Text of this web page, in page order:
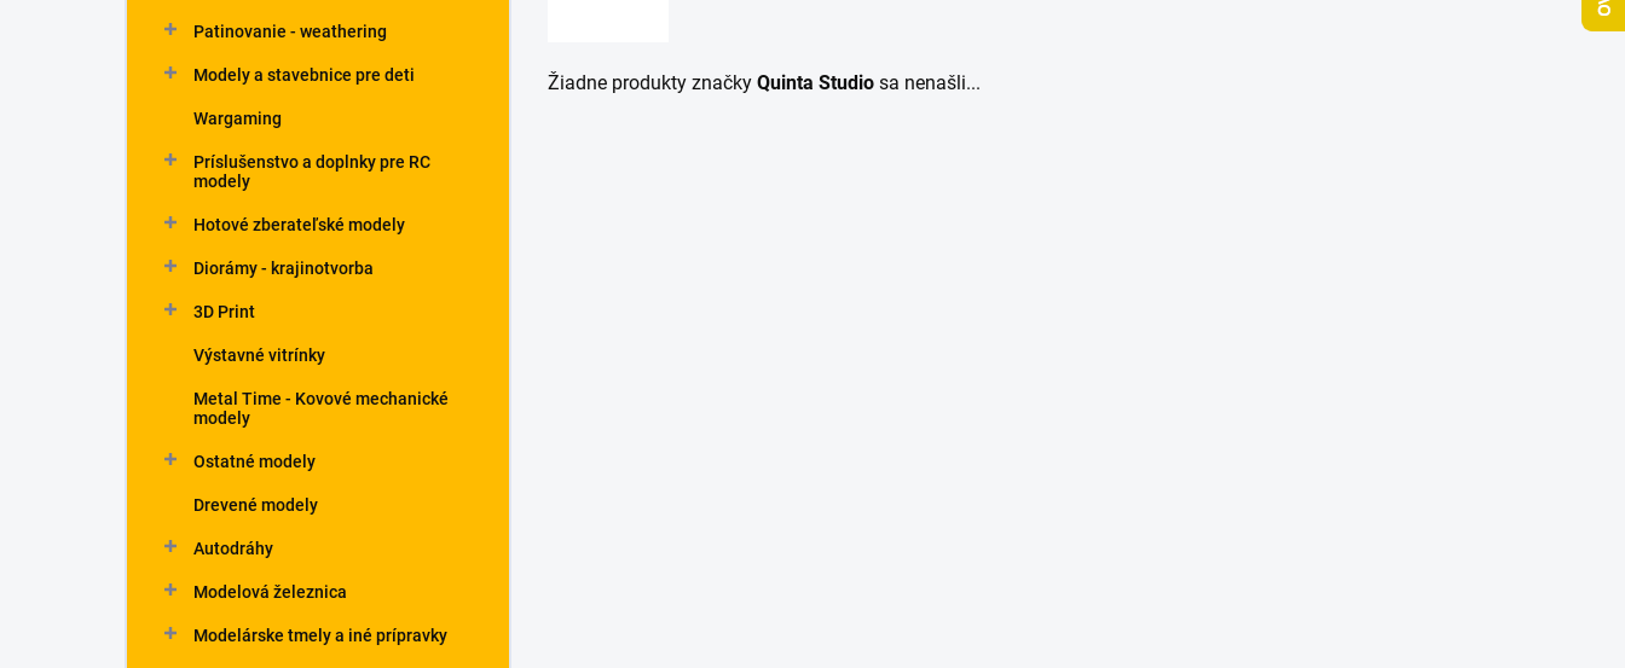
Patinovanie - weathering
Modely a stavebnice pre deti
Wargaming
Príslušenstvo a doplnky pre RC
modely
Hotové zberateľské modely
Diorámy - krajinotvorba
3D Print
Výstavné vitrínky
Metal Time - Kovové mechanické
modely
Ostatné modely
Drevené modely
Autodráhy
Modelová železnica
Modelárske tmely a iné prípravky
Žiadne produkty značky Quinta Studio sa nenašli...